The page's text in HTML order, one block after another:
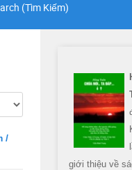
(Tìm Kiếm)
/
giới thiệu về